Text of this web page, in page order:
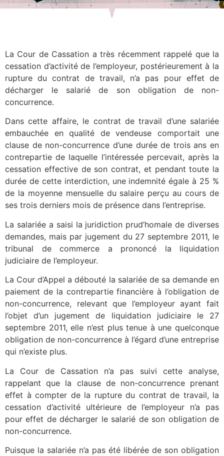
La Cour de Cassation a très récemment rappelé que la
cessation d’activité de l’employeur, postérieurement à la
rupture du contrat de travail, n’a pas pour effet de
décharger le salarié de son obligation de non-
concurrence.
Dans cette affaire, le contrat de travail d’une salariée
embauchée en qualité de vendeuse comportait une
clause de non-concurrence d’une durée de trois ans en
contrepartie de laquelle l’intéressée percevait, après la
cessation effective de son contrat, et pendant toute la
durée de cette interdiction, une indemnité égale à 25 %
de la moyenne mensuelle du salaire perçu au cours de
ses trois derniers mois de présence dans l’entreprise.
La salariée a saisi la juridiction prud’homale de diverses
demandes, mais par jugement du 27 septembre 2011, le
tribunal de commerce a prononcé la liquidation
judiciaire de l’employeur.
La Cour d’Appel a débouté la salariée de sa demande en
paiement de la contrepartie financière à l’obligation de
non-concurrence, relevant que l’employeur ayant fait
l’objet d’un jugement de liquidation judiciaire le 27
septembre 2011, elle n’est plus tenue à une quelconque
obligation de non-concurrence à l’égard d’une entreprise
qui n’existe plus.
La Cour de Cassation n’a pas suivi cette analyse,
rappelant que la clause de non-concurrence prenant
effet à compter de la rupture du contrat de travail, la
cessation d’activité ultérieure de l’employeur n’a pas
pour effet de décharger le salarié de son obligation de
non-concurrence.
Puisque la salariée n’a pas été libérée de son obligation